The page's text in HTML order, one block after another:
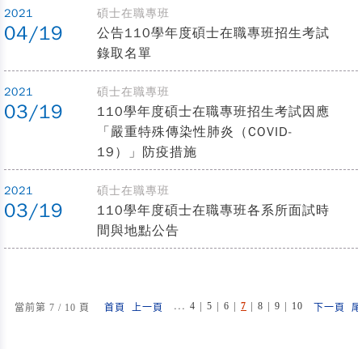
2021
04/19
碩士在職專班
公告110學年度碩士在職專班招生考試
錄取名單
2021
03/19
碩士在職專班
110學年度碩士在職專班招生考試因應
「嚴重特殊傳染性肺炎（COVID-
19）」防疫措施
2021
03/19
碩士在職專班
110學年度碩士在職專班各系所面試時
間與地點公告
當前第 7 / 10 頁 首頁 上一頁 ... 4 | 5 | 6 | 7 | 8 | 9 | 10 下一頁